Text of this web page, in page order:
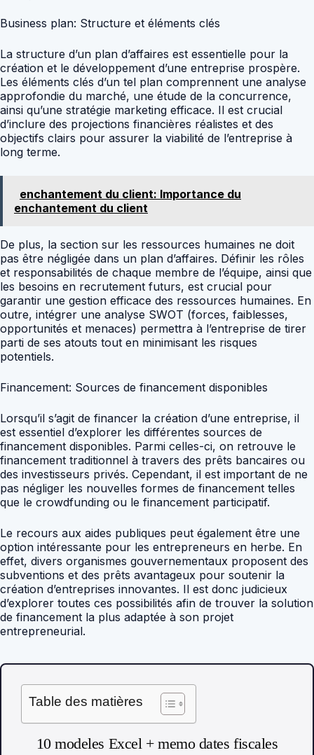
Business plan: Structure et éléments clés
La structure d’un plan d’affaires est essentielle pour la
création et le développement d’une entreprise prospère.
Les éléments clés d’un tel plan comprennent une analyse
approfondie du marché, une étude de la concurrence,
ainsi qu’une stratégie marketing efficace. Il est crucial
d’inclure des projections financières réalistes et des
objectifs clairs pour assurer la viabilité de l’entreprise à
long terme.
enchantement du client: Importance du
enchantement du client
De plus, la section sur les ressources humaines ne doit
pas être négligée dans un plan d’affaires. Définir les rôles
et responsabilités de chaque membre de l’équipe, ainsi que
les besoins en recrutement futurs, est crucial pour
garantir une gestion efficace des ressources humaines. En
outre, intégrer une analyse SWOT (forces, faiblesses,
opportunités et menaces) permettra à l’entreprise de tirer
parti de ses atouts tout en minimisant les risques
potentiels.
Financement: Sources de financement disponibles
Lorsqu’il s’agit de financer la création d’une entreprise, il
est essentiel d’explorer les différentes sources de
financement disponibles. Parmi celles-ci, on retrouve le
financement traditionnel à travers des prêts bancaires ou
des investisseurs privés. Cependant, il est important de ne
pas négliger les nouvelles formes de financement telles
que le crowdfunding ou le financement participatif.
Le recours aux aides publiques peut également être une
option intéressante pour les entrepreneurs en herbe. En
effet, divers organismes gouvernementaux proposent des
subventions et des prêts avantageux pour soutenir la
création d’entreprises innovantes. Il est donc judicieux
d’explorer toutes ces possibilités afin de trouver la solution
de financement la plus adaptée à son projet
entrepreneurial.
Table des matières
10 modeles Excel + memo dates fiscales